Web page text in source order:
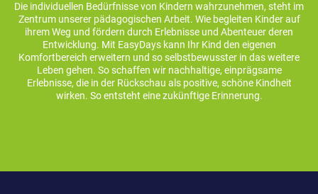
Die individuellen Bedürfnisse von Kindern wahrzunehmen, steht im
Zentrum unserer pädagogischen Arbeit. Wie begleiten Kinder auf
ihrem Weg und fördern durch Erlebnisse und Abenteuer deren
Entwicklung. Mit EasyDays kann Ihr Kind den eigenen
Komfortbereich erweitern und so selbstbewusster in das weitere
Leben gehen. So schaffen wir nachhaltige, einprägsame
Erlebnisse, die in der Rückschau als positive, schöne Kindheit
wirken. So entsteht eine zukünftige Erinnerung.